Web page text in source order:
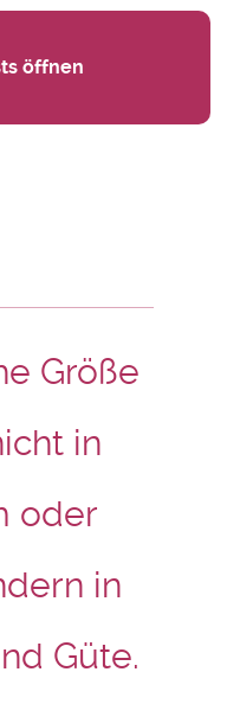
öffnen
Größe
in
oder
in
Güte.